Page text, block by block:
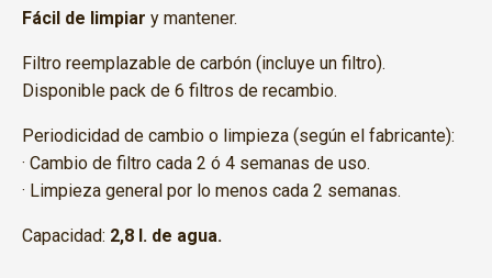
Fácil de limpiar y mantener.
Filtro reemplazable de carbón (incluye un filtro).
Disponible pack de 6 filtros de recambio.
Periodicidad de cambio o limpieza (según el fabricante):
· Cambio de filtro cada 2 ó 4 semanas de uso.
· Limpieza general por lo menos cada 2 semanas.
Capacidad: 2,8 l. de agua.